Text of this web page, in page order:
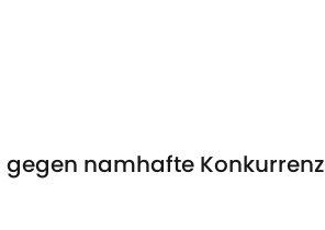
namhafte Konkurrenz